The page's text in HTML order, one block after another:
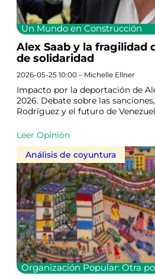
Un Mundo en Construcción
Alex Saab y la fragilidad
de solidaridad
2026-05-25 10:00 – Michelle Ellner
Impacto por la deportación de
2026. Debate sobre las
Rodríguez y el futuro de
Leer Opinión
Análisis de coyuntura
Organización Popular: Otra